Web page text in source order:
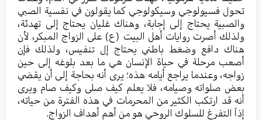
تحول فسيولوجي وسيكولوجي كما يقولون في نفسية الصبي
والصبية يحتاج إلى إجابة، وهناك غليان يحتاج إلى تهدئة،
ولذلك أصرت روايات أهل البيت (ع) على الزواج المبكر، لأن
هناك دافع وضغط باطني يحتاج إل تنفيس، ولذلك فإن
أصعب مرحلة في حياة الإنسان هي ما بعد بلوغه إلى حين
زواجه، وعندما يراجع أيامه هذه؛ يرى أنه بحاجة إلى أن يقضي
بعض صلواته وصيامه، فلا يعلم كيف صلى وكيف صام ويرى
أنه قد ارتكب الكثير من المحرمات في هذه الفترة من حياته،
إذاً التفرغ للسلوك الروحي هو من أهم أهداف الزواج.